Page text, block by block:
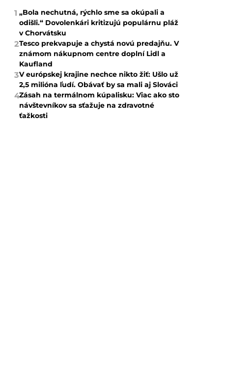
1 „Bola nechutná, rýchlo sme sa okúpali a
odišli.“ Dovolenkári kritizujú populárnu pláž
v Chorvátsku
2Tesco prekvapuje a chystá novú predajňu. V
známom nákupnom centre doplní Lidl a
Kaufland
3V európskej krajine nechce nikto žiť: Ušlo už
2,5 milióna ľudí. Obávať by sa mali aj Slováci
4Zásah na termálnom kúpalisku: Viac ako sto
návštevníkov sa sťažuje na zdravotné
ťažkosti